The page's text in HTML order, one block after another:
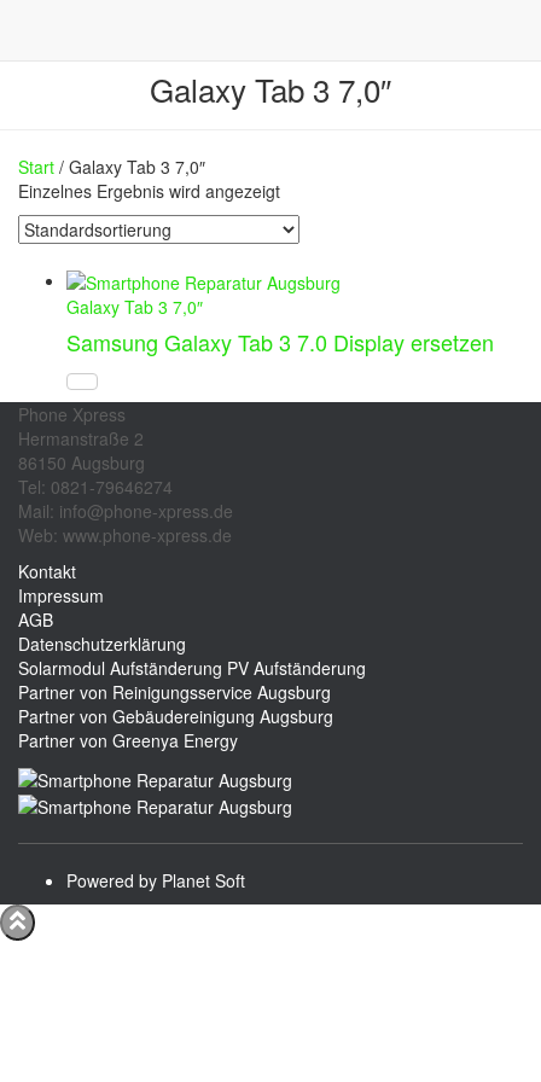
Galaxy Tab 3 7,0″
Start / Galaxy Tab 3 7,0″
Einzelnes Ergebnis wird angezeigt
Galaxy Tab 3 7,0″
Samsung Galaxy Tab 3 7.0 Display ersetzen
Phone Xpress
Hermanstraße 2
86150 Augsburg
Tel: 0821-79646274
Mail: info@phone-xpress.de
Web: www.phone-xpress.de
Kontakt
Impressum
AGB
Datenschutzerklärung
Solarmodul Aufständerung PV Aufständerung
Partner von Reinigungsservice Augsburg
Partner von Gebäudereinigung Augsburg
Partner von Greenya Energy
Powered by Planet Soft